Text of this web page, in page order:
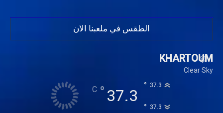
الطقس في ملعبنا الان
KHARTOUM
Clear Sky
37.3
°
C 37.3
°
37.3
°